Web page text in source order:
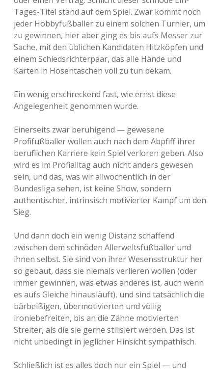
Tages-Titel stand auf dem Spiel. Zwar kommt noch
jeder Hobbyfußballer zu einem solchen Turnier, um
zu gewinnen, hier aber ging es bis aufs Messer zur
Sache, mit den üblichen Kandidaten Hitzköpfen und
einem Schiedsrichterpaar, das alle Hände und
Karten in Hosentaschen voll zu tun bekam.
Ein wenig erschreckend fast, wie ernst diese
Angelegenheit genommen wurde.
Einerseits zwar beruhigend — gewesene
Profifußballer wollen auch nach dem Abpfiff ihrer
beruflichen Karriere kein Spiel verloren geben. Also
wird es im Profialltag auch nicht anders gewesen
sein, und das, was wir allwöchentlich in der
Bundesliga sehen, ist keine Show, sondern
authentischer, intrinsisch motivierter Kampf um den
Sieg.
Und dann doch ein wenig Distanz schaffend
zwischen dem schnöden Allerweltsfußballer und
ihnen selbst. Sie sind von ihrer Wesensstruktur her
so gebaut, dass sie niemals verlieren wollen (oder
immer gewinnen, was etwas anderes ist, auch wenn
es aufs Gleiche hinausläuft), und sind tatsächlich die
bärbeißigen, übermotivierten und völlig
ironiebefreiten, bis an die Zähne motivierten
Streiter, als die sie gerne stilisiert werden. Das ist
nicht unbedingt in jeglicher Hinsicht sympathisch.
Schließlich ist es alles doch nur ein Spiel — und